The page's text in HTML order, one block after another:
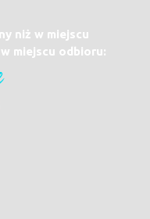
niż w miejscu
miejscu odbioru: